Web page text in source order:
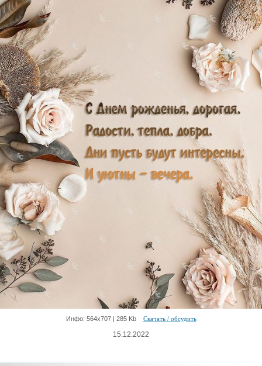
Инфо: 564х707 | 285 Kb Скачать / обсудить
15.12.2022